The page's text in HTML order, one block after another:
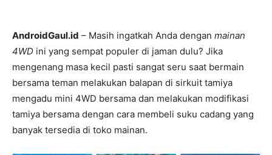
AndroidGaul.id – Masih ingatkah Anda dengan mainan
4WD ini yang sempat populer di jaman dulu? Jika
mengenang masa kecil pasti sangat seru saat bermain
bersama teman melakukan balapan di sirkuit tamiya
mengadu mini 4WD bersama dan melakukan modifikasi
tamiya bersama dengan cara membeli suku cadang yang
banyak tersedia di toko mainan.